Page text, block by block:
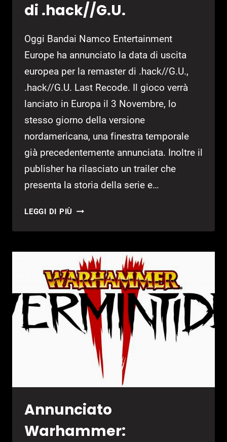
di .hack//G.U.
Oggi Bandai Namco Entertainment
Europe ha annunciato la data di uscita
europea per la remaster di .hack//G.U.,
.hack//G.U. Last Recode. Il gioco verrà
lanciato in Europa il 3 Novembre, lo
stesso giorno della versione
nordamericana, una finestra temporale
già precedentemente annunciata. Inoltre il
publisher ha rilasciato un trailer che
presenta la storia della serie e…
LEGGI DI PIÙ ANNUNCIATA
PER
LA
REMASTER
DI
.HACK//G.U.
Annunciato
Warhammer: